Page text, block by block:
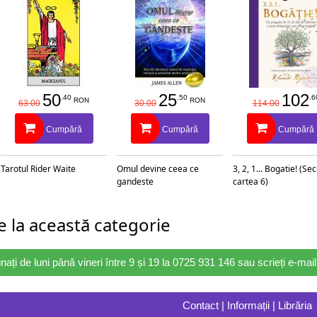
pe care noi îl numim existența umană.
creștini, necreștini, indiferent de credință,
într-un singur lucru: că totul e bine, totul
o harababură, totul este bine. Ciudat
tragic, majoritatea oamenilor nu ajung să
că sunt adormiți. Au doar un coșmar.”
63.00 50 .40 RON
Cumpără
Tarotul Rider Waite
30.00 25 .50 RON
Cumpără
Omul devine ceea ce
gandeste
114.00 102
Cumpără
3, 2, 1... Bogatie!
cartea 6)
la această categorie
de luni până vineri între 9 și 19 la 0725 931 146 sau scrieți e-
Contact | Informații | Librăria